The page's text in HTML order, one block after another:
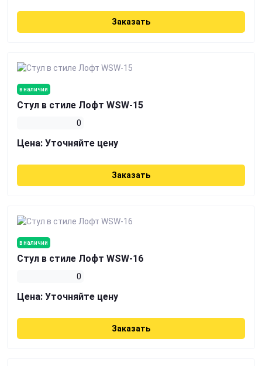
Заказать
в наличии
Стул в стиле Лофт WSW-15
0
Цена: Уточняйте цену
Заказать
в наличии
Стул в стиле Лофт WSW-16
0
Цена: Уточняйте цену
Заказать